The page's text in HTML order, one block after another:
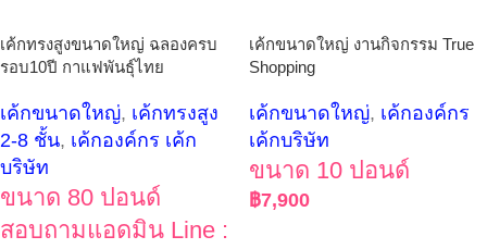
เค้กทรงสูงขนาดใหญ่ ฉลองครบ
รอบ10ปี กาแฟพันธุ์ไทย
เค้กขนาดใหญ่, เค้กทรงสูง
2-8 ชั้น, เค้กองค์กร เค้ก
บริษัท
ขนาด 80 ปอนด์
สอบถามแอดมิน Line :
เค้กขนาดใหญ่ งานกิจกรรม True
Shopping
เค้กขนาดใหญ่, เค้กองค์กร
เค้กบริษัท
ขนาด 10 ปอนด์
฿7,900